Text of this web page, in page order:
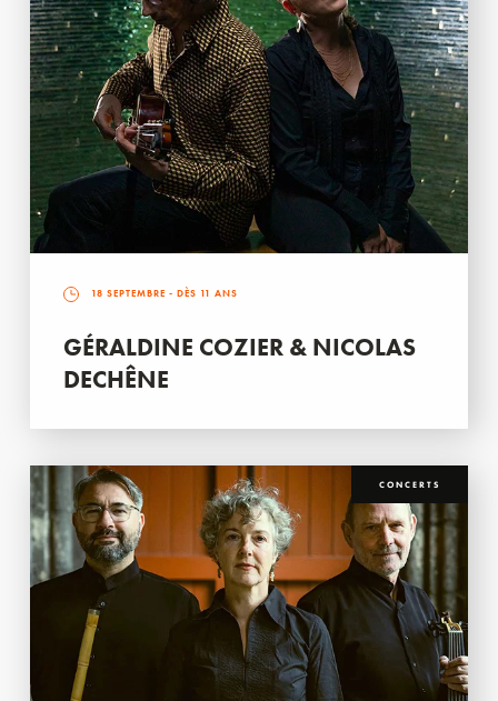
18 SEPTEMBRE - DÈS 11 ANS
GÉRALDINE COZIER & NICOLAS
DECHÊNE
CONCERTS